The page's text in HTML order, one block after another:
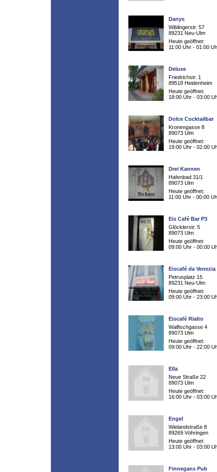
Danys
Wiblingerstr. 57
89231 Neu-Ulm
Heute geöffnet:
11:00 Uhr - 01:00
Deluxe
Friedrichstr. 1
89518 Heidenheim
Heute geöffnet:
18:00 Uhr - 03:00
Dolce Cocktailbar
Kronengasse 8
89073 Ulm
Heute geöffnet:
19:00 Uhr - 02:00
Drei Kannen
Hafenbad 31/1
89073 Ulm
Heute geöffnet:
11:00 Uhr - 00:00
Eis Café Bar P3
Glöcklerstr. 5
89073 Ulm
Heute geöffnet:
09:00 Uhr - 00:00
Eiscafé da Venezia
Petrusplatz 15
89231 Neu-Ulm
Heute geöffnet:
09:00 Uhr - 23:00
Eiscafé Rialto
Walfischgasse 4
89073 Ulm
Heute geöffnet:
09:00 Uhr - 22:00
Ella
Neue Straße 22
89073 Ulm
Heute geöffnet:
16:00 Uhr - 03:00
Engel
Wielandstraße 8
89269 Vöhringen
Heute geöffnet:
13:00 Uhr - 03:00
Finnegans Pub